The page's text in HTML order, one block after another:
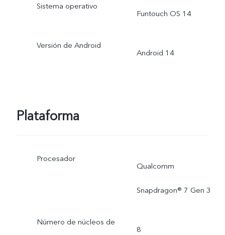
Sistema operativo
Funtouch OS 14
Versión de Android
Android 14
Plataforma
Procesador
Qualcomm
Snapdragon® 7 Gen 3
Número de núcleos de
8